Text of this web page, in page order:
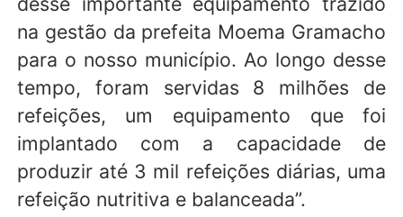
na gestão da prefeita Moema Gramacho
para o nosso município. Ao longo desse
tempo, foram servidas 8 milhões de
refeições, um equipamento que foi
implantado com a capacidade de
produzir até 3 mil refeições diárias, uma
refeição nutritiva e balanceada”.